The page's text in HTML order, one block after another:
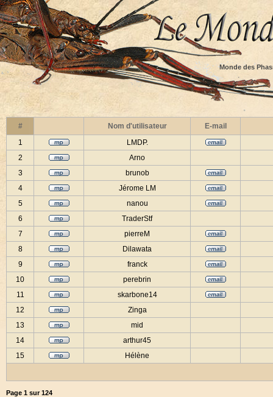
Monde des
# Nom d'utilisateur
E-mail
1
LMDP.
2
Arno
3
brunob
4
Jérome LM
5
nanou
6
TraderStf
7
pierreM
8
Dilawata
9
franck
10
perebrin
11
skarbone14
12
Zinga
13
mid
14
arthur45
15
Hélène
Page 1 sur124